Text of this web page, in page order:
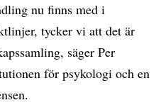
nu finns med i
tycker vi att det är
säger Per
för psykologi och en